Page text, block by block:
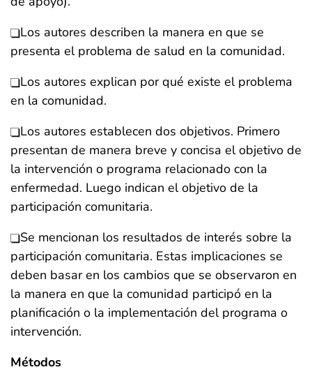
Los autores describen la manera en que se
presenta el problema de salud en la comunidad.
Los autores explican por qué existe el problema
en la comunidad.
Los autores establecen dos objetivos. Primero
presentan de manera breve y concisa el objetivo de
la intervención o programa relacionado con la
enfermedad. Luego indican el objetivo de la
participación comunitaria.
Se mencionan los resultados de interés sobre la
participación comunitaria. Estas implicaciones se
deben basar en los cambios que se observaron en
la manera en que la comunidad participó en la
planificación o la implementación del programa o
intervención.
Métodos